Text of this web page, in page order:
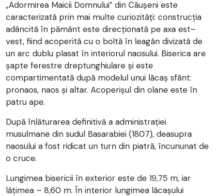
„Adormirea Maicii Domnului” din Căușeni este
caracterizată prin mai multe curiozităţi: construcția
adâncită în pământ este direcționată pe axa est–
vest, fiind acoperită cu o boltă în leagăn divizată de
un arc dublu plasat în interiorul naosului. Biserica are
șapte ferestre dreptunghiulare și este
compartimentată după modelul unui lăcaș sfânt:
pronaos, naos și altar. Acoperișul din olane este în
patru ape.
După înlăturarea definitivă a administrației
musulmane din sudul Basarabiei (1807), deasupra
naosului a fost ridicat un turn din piatră, încununat de
o cruce.
Lungimea bisericii în exterior este de 19,75 m, iar
lățimea – 8,60 m. În interior lungimea lăcașului